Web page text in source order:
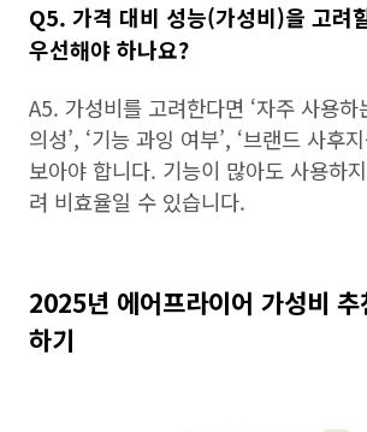
Q5. 가격 대비 성능(가성비)을 고려
우선해야 하나요?
A5. 가성비를 고려한다면 ‘자주 사용하
의성’, ‘기능 과잉 여부’, ‘브랜드 사후
보아야 합니다. 기능이 많아도 사용하
려 비효율일 수 있습니다.
2025년 에어프라이어 가성비
하기